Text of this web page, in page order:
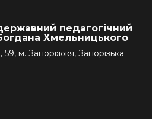
педагогічний
Хмельницького
59, м. Запоріжжя, Запорізька